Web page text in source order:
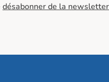
désabonner de la newsletter